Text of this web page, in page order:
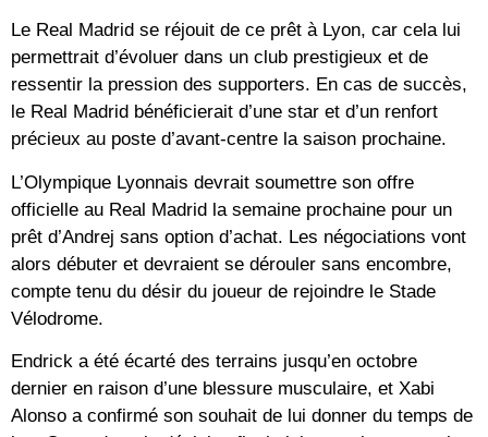
Le Real Madrid se réjouit de ce prêt à Lyon, car cela lui
permettrait d’évoluer dans un club prestigieux et de
ressentir la pression des supporters. En cas de succès,
le Real Madrid bénéficierait d’une star et d’un renfort
précieux au poste d’avant-centre la saison prochaine.
L’Olympique Lyonnais devrait soumettre son offre
officielle au Real Madrid la semaine prochaine pour un
prêt d’Andrej sans option d’achat. Les négociations vont
alors débuter et devraient se dérouler sans encombre,
compte tenu du désir du joueur de rejoindre le Stade
Vélodrome.
Endrick a été écarté des terrains jusqu’en octobre
dernier en raison d’une blessure musculaire, et Xabi
Alonso a confirmé son souhait de lui donner du temps de